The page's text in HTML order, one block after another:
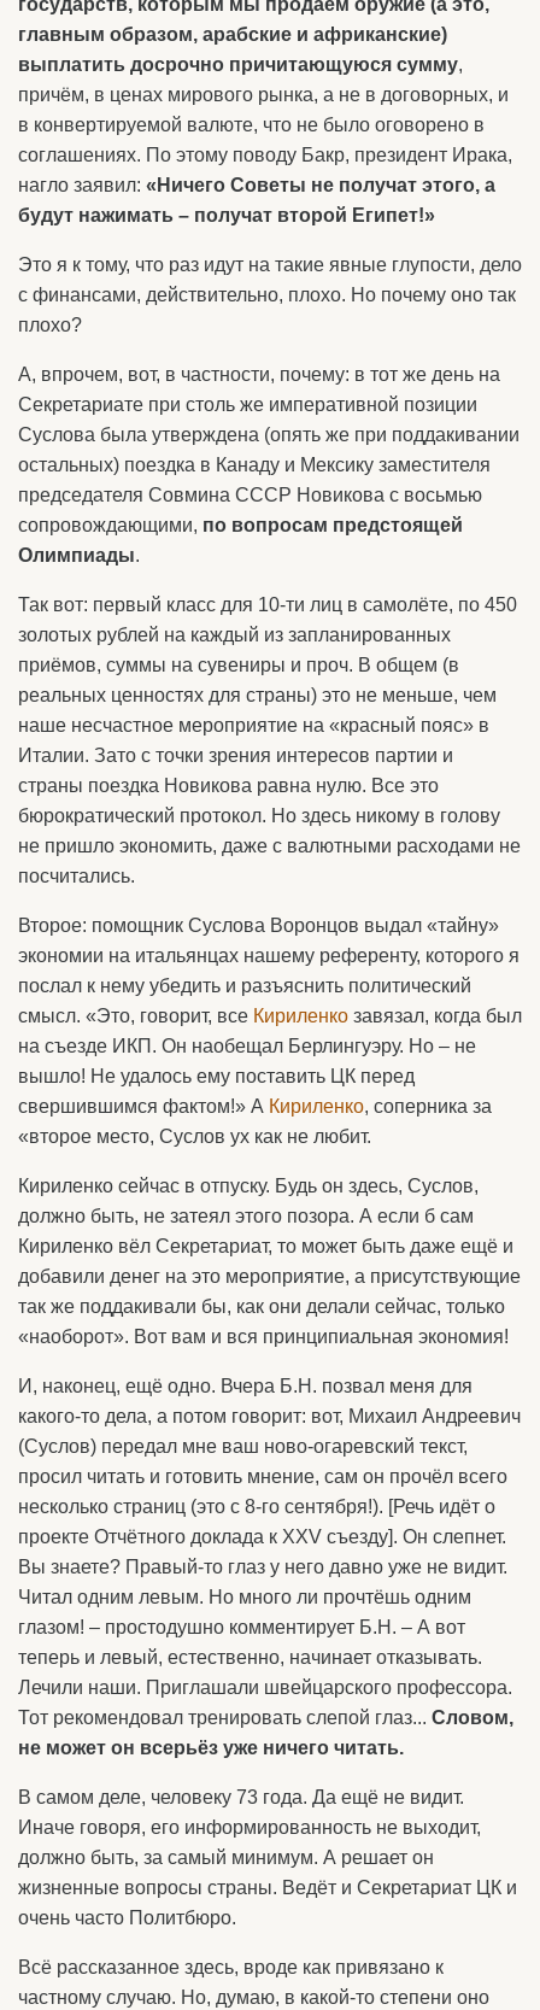
государств, которым мы продаём оружие (а это,
главным образом, арабские и африканские)
выплатить досрочно причитающуюся сумму,
причём, в ценах мирового рынка, а не в договорных, и
в конвертируемой валюте, что не было оговорено в
соглашениях. По этому поводу Бакр, президент Ирака,
нагло заявил: «Ничего Советы не получат этого, а
будут нажимать – получат второй Египет!»
Это я к тому, что раз идут на такие явные глупости, дело
с финансами, действительно, плохо. Но почему оно так
плохо?
А, впрочем, вот, в частности, почему: в тот же день на
Секретариате при столь же императивной позиции
Суслова была утверждена (опять же при поддакивании
остальных) поездка в Канаду и Мексику заместителя
председателя Совмина СССР Новикова с восьмью
сопровождающими, по вопросам предстоящей
Олимпиады.
Так вот: первый класс для 10-ти лиц в самолёте, по 450
золотых рублей на каждый из запланированных
приёмов, суммы на сувениры и проч. В общем (в
реальных ценностях для страны) это не меньше, чем
наше несчастное мероприятие на «красный пояс» в
Италии. Зато с точки зрения интересов партии и
страны поездка Новикова равна нулю. Все это
бюрократический протокол. Но здесь никому в голову
не пришло экономить, даже с валютными расходами не
посчитались.
Второе: помощник Суслова Воронцов выдал «тайну»
экономии на итальянцах нашему референту, которого я
послал к нему убедить и разъяснить политический
смысл. «Это, говорит, все Кириленко завязал, когда был
на съезде ИКП. Он наобещал Берлингуэру. Но – не
вышло! Не удалось ему поставить ЦК перед
свершившимся фактом!» А Кириленко, соперника за
«второе место, Суслов ух как не любит.
Кириленко сейчас в отпуску. Будь он здесь, Суслов,
должно быть, не затеял этого позора. А если б сам
Кириленко вёл Секретариат, то может быть даже ещё и
добавили денег на это мероприятие, а присутствующие
так же поддакивали бы, как они делали сейчас, только
«наоборот». Вот вам и вся принципиальная экономия!
И, наконец, ещё одно. Вчера Б.Н. позвал меня для
какого-то дела, а потом говорит: вот, Михаил Андреевич
(Суслов) передал мне ваш ново-огаревский текст,
просил читать и готовить мнение, сам он прочёл всего
несколько страниц (это с 8-го сентября!). [Речь идёт о
проекте Отчётного доклада к XXV съезду]. Он слепнет.
Вы знаете? Правый-то глаз у него давно уже не видит.
Читал одним левым. Но много ли прочтёшь одним
глазом! – простодушно комментирует Б.Н. – А вот
теперь и левый, естественно, начинает отказывать.
Лечили наши. Приглашали швейцарского профессора.
Тот рекомендовал тренировать слепой глаз... Словом,
не может он всерьёз уже ничего читать.
В самом деле, человеку 73 года. Да ещё не видит.
Иначе говоря, его информированность не выходит,
должно быть, за самый минимум. А решает он
жизненные вопросы страны. Ведёт и Секретариат ЦК и
очень часто Политбюро.
Всё рассказанное здесь, вроде как привязано к
частному случаю. Но, думаю, в какой-то степени оно